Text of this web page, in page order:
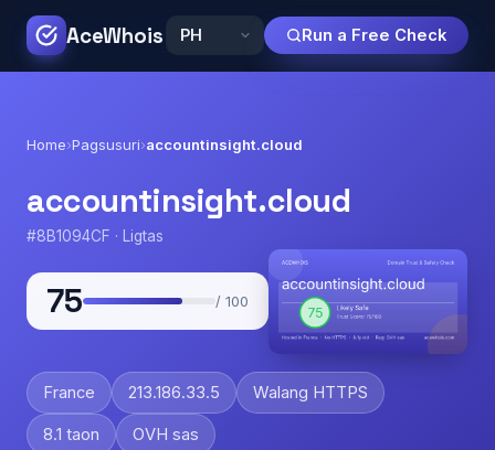
AceWhois Run a Free Check
Home›Pagsusuri›accountinsight.cloud
accountinsight.cloud
#8B1094CF · Ligtas
75 / 100
France 213.186.33.5 Walang HTTPS
8.1 taon OVH sas